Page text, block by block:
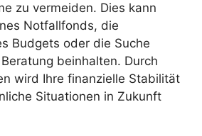
zu vermeiden. Dies kann
Notfallfonds, die
Budgets oder die Suche
beinhalten. Durch
wird Ihre finanzielle Stabilität
Situationen in Zukunft